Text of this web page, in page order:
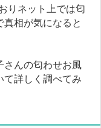
りネット上では匂
相が気になると
さんの匂わせお風
詳しく調べてみ